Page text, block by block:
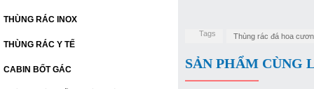
THÙNG RÁC INOX
THÙNG RÁC Y TẾ
CABIN BỐT GÁC
Tags Thùng rác đá hoa
SẢN PHẨM CÙNG